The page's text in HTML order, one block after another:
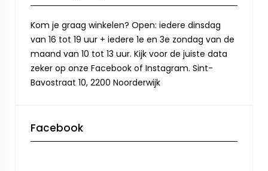
Kom je graag winkelen? Open: iedere dinsdag
van 16 tot 19 uur + iedere 1e en 3e zondag van de
maand van 10 tot 13 uur. Kijk voor de juiste data
zeker op onze Facebook of Instagram. Sint-
Bavostraat 10, 2200 Noorderwijk
Facebook